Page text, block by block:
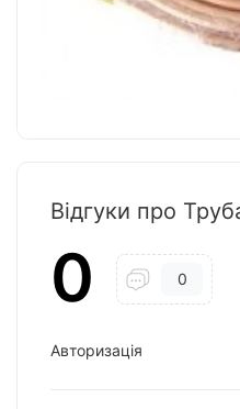
Відгуки про
0 0
Авторизація